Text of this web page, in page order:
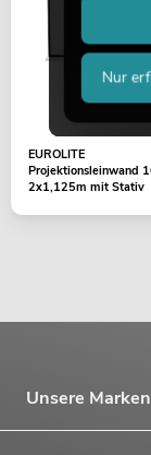
EUROLITE
Projektionsleinwand
2x1,125m mit Stativ
Unsere Marken
Nur